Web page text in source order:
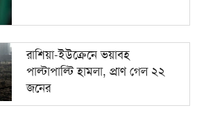
রাশিয়া-ইউক্রেনে ভয়াবহ
পাল্টাপাল্টি হামলা, প্রাণ গেল ২২
জনের